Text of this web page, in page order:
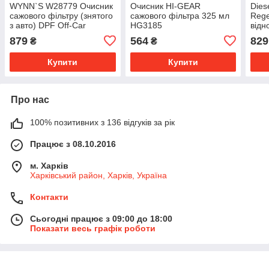
WYNN`S W28779 Очисник
сажового фільтру (знятого
з авто) DPF Off-Car
879 ₴
Купити
Очисник HI-GEAR
сажового фільтра 325 мл
HG3185
564₴
Купити
829
Про нас
100% позитивних з 136 відгуків за рік
Працює з 08.10.2016
м. Харків
Харківський район, Харків, Україна
Контакти
Сьогодні працює з 09:00 до 18:00
Показати весь графік роботи